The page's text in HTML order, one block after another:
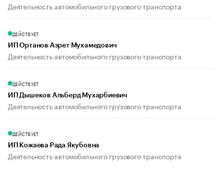
Деятельность автомобильного грузового транспорта
ДЕЙСТВУЕТ
ИП Ортанов Азрет Мухамедович
Деятельность автомобильного грузового транспорта
ДЕЙСТВУЕТ
ИП Дышеков Альберд Мухарбиевич
Деятельность автомобильного грузового транспорта
ДЕЙСТВУЕТ
ИП Кожаева Рада Якубовна
Деятельность автомобильного грузового транспорта